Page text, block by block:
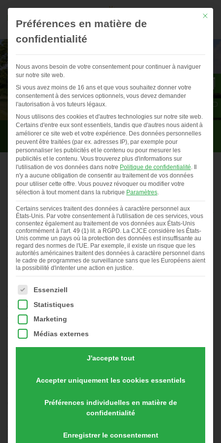
HüMo PLUS Kombi II
De l’herbe à portée de bec grâce à un poulailler mobile
dans le Morbihan
Vous êtes actuellement en tra…
Previous
Slide
First
slide
details.
Current
Slide
First
slide
details.
Current
Slide
First
slide
details.
Current
Slide
HüMo PLUS Kombi II
Le poulet mobile avec options PLUS
Comme tous nos mobiles pour poules, le HüMo PLUS Kombi II
est équipé pour un fonctionnement autonome et est idéal pour
élever des poules pondeuses ou les élever/engraisser – ici tout
le monde se sent à l’aise.
Stockage :
Nombre de poules autorisé selon TierSchNutztV : 354 animaux*
animaux*
La densité de peuplement dans cette écurie est de 7 animaux
par mètre carré d’espace de mouvement. Cela signifie que la
requise par l’ordonnance sur le bien-être des animaux et
Mit
Préférences en matière de
confidentialité
Nous avons besoin de votre consentement pour continuer à naviguer
sur notre site web.
Si vous avez moins de 16 ans et que vous souhaitez donner votre
consentement à des services optionnels, vous devez demander
l'autorisation à vos tuteurs légaux.
Nous utilisons des cookies et d'autres technologies sur notre site web.
Certains d'entre eux sont essentiels, tandis que d'autres nous aident à
améliorer ce site web et votre expérience. Des données personnelles
peuvent être traitées (par ex. adresses IP), par exemple pour
personnaliser les publicités et le contenu ou pour mesurer les
publicités et le contenu. Vous trouverez plus d'informations sur
l'utilisation de vos données dans notre Politique de confidentialité.
n'y a aucune obligation de consentir au traitement de vos données
pour utiliser cette offre. Vous pouvez révoquer ou modifier votre
sélection à tout moment dans la rubrique Paramètres.
Certains services traitent des données à caractère personnel aux
États-Unis. Par votre consentement à l'utilisation de ces services, vous
consentez également au traitement de vos données aux États-Unis
conformément à l'art. 49 (1) lit. a RGPD. La CJCE considère les États-
Unis comme un pays où la protection des données est insuffisante au
regard des normes de l'UE. Par exemple, il existe un risque que les
autorités américaines traitent des données à caractère personnel dans
le cadre de programmes de surveillance sans que les Européens aient
la possibilité d'intenter une action en justice.
La liste suivante énumère les groupes de services pour
Essenziell
Statistiques
Marketing
Médias externes
J'accepte tout
Accepter uniquement les cookies essentiels
Préférences individuelles en matière de
confidentialité
Enregistrer le consentement